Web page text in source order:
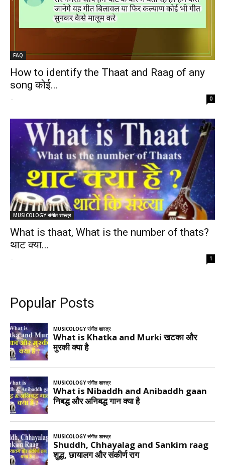
FAQ
How to identify the Thaat and Raag of any
song कोई...
- 0
MUSICOLOGY संगीत शास्त्र
What is thaat, What is the number of thats?
थाट क्या...
- 1
Popular Posts